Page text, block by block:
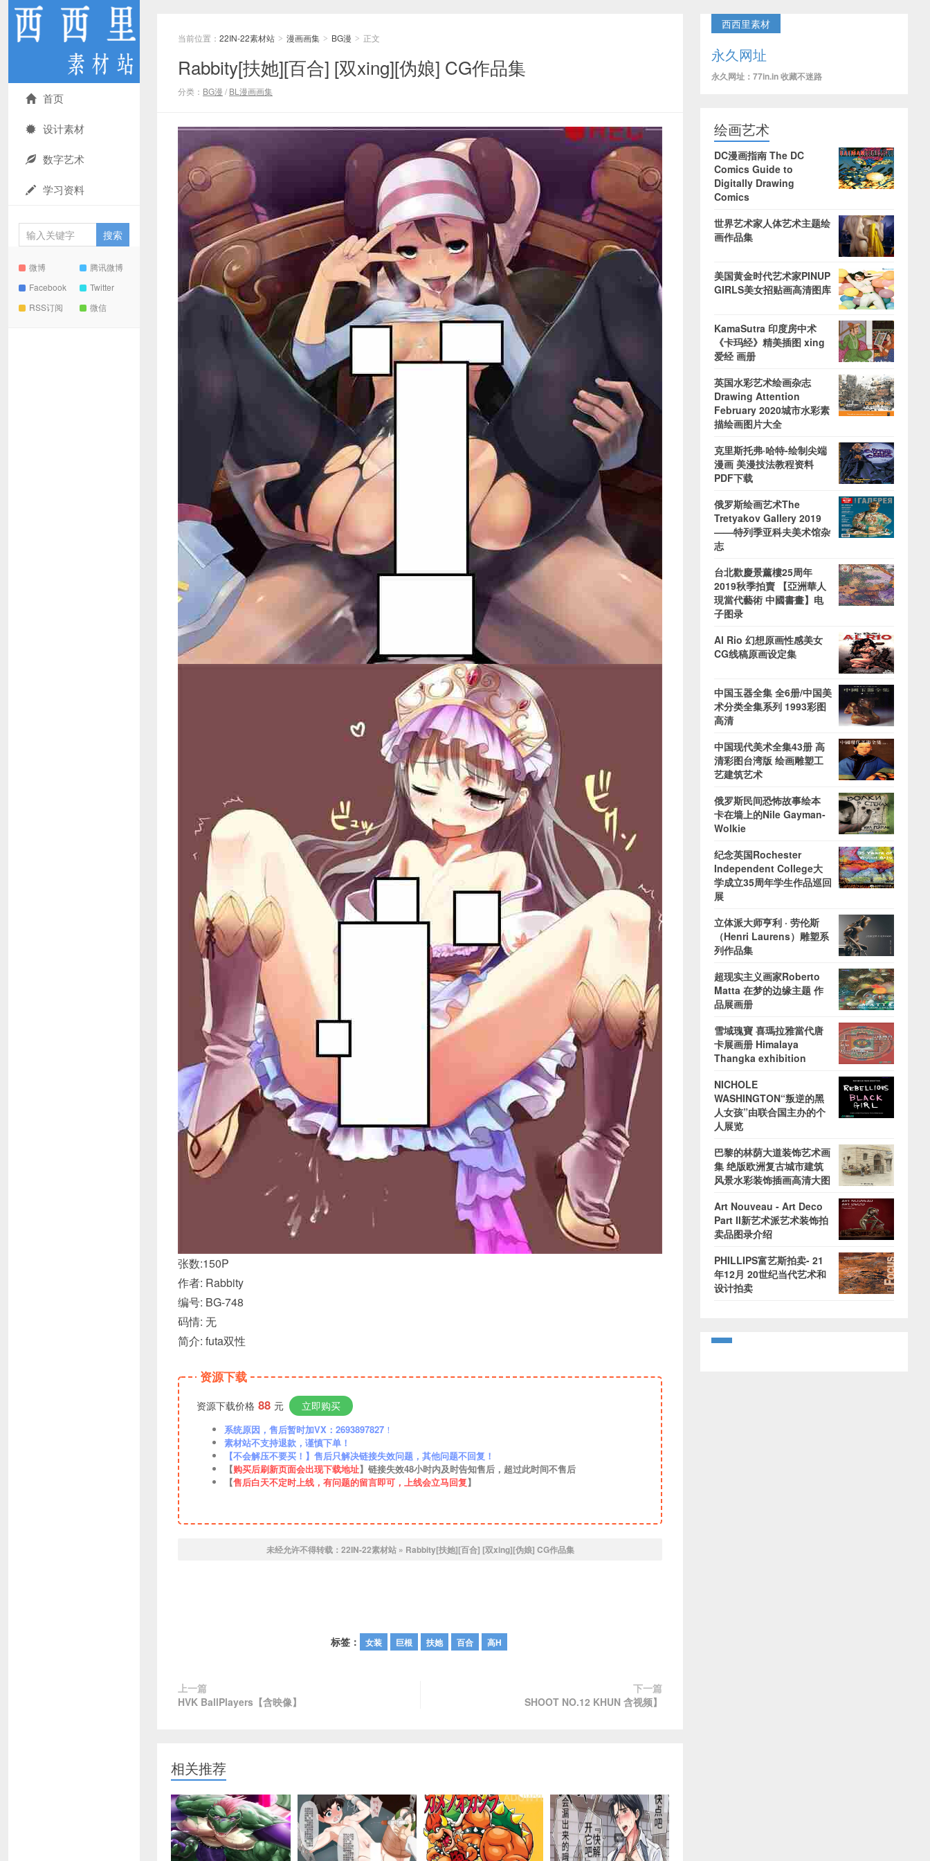
首页
设计素材
数字艺术
学习资料
微博
腾讯微博
Facebook
Twitter
RSS订阅
微信
当前位置： 22IN-22素材站 > 漫画画集 > BG漫 > 正文
Rabbity[扶她][百合] [双xing][伪娘] CG作品集
分类： BG漫 / BL漫画画集
张数:150P
作者: Rabbity
编号: BG-748
码情: 无
简介: futa双性
资源下载
资源下载价格 88 元 立即购买
系统原因，售后暂时加VX：2693897827 ！
素材站不支持退款，谨慎下单！
【不会解压不要买！】售后只解决链接失效问题，其他问题不回复！
【购买后刷新页面会出现下载地址】链接失效48小时内及时告知售后，超过此时间不售后
【售后白天不定时上线，有问题的留言即可，上线会立马回复】
未经允许不得转载： 22IN-22素材站» Rabbity[扶她][百合] [双xing][伪娘] CG作品集
标签： 女装 巨根 扶她 百合 高H
上一篇
HVK BallPlayers【含映像】
下一篇
SHOOT NO.12 KHUN 含视频】
相关推荐
西西里素材
永久网址
永久网址：77in.in 收藏不迷路
绘画艺术
DC漫画指南 The DC
Comics Guide to
Digitally Drawing
Comics
世界艺术家人体艺术主题绘
画作品集
美国黄金时代艺术家PINUP
GIRLS美女招贴画高清图库
KamaSutra 印度房中术
《卡玛经》精美插图 xing
爱经 画册
英国水彩艺术绘画杂志
Drawing Attention
February 2020城市水彩素
描绘画图片大全
克里斯托弗·哈特-绘制尖端
漫画 美漫技法教程资料
PDF下载
俄罗斯绘画艺术The
Tretyakov Gallery 2019
——特列季亚科夫美术馆杂
志
台北歡慶景薰樓25周年
2019秋季拍賣 【亞洲華人
現當代藝術 中國書畫】电
子图录
Al Rio 幻想原画性感美女
CG线稿原画设定集
中国玉器全集 全6册/中国美
术分类全集系列 1993彩图
高清
中国现代美术全集43册 高
清彩图台湾版 绘画雕塑工
艺建筑艺术
俄罗斯民间恐怖故事绘本
卡在墙上的Nile Gayman-
Wolkie
纪念英国Rochester
Independent College大
学成立35周年学生作品巡回
展
立体派大师亨利 · 劳伦斯
（Henri Laurens）雕塑系
列作品集
超现实主义画家Roberto
Matta 在梦的边缘主题 作
品展画册
雪域瑰寶 喜瑪拉雅當代唐
卡展画册 Himalaya
Thangka exhibition
NICHOLE
WASHINGTON“叛逆的黑
人女孩”由联合国主办的个
人展览
巴黎的林荫大道装饰艺术画
集 绝版欧洲复古城市建筑
风景水彩装饰插画高清大图
Art Nouveau - Art Deco
Part II新艺术派艺术装饰拍
卖品图录介绍
PHILLIPS富艺斯拍卖- 21
年12月 20世纪当代艺术和
设计拍卖